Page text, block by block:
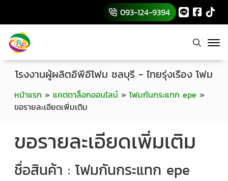
093-124-9394
หน้าแรก » แคตตาล็อกออนไลน์ » โฟมกันกระแทก epe »
ขอรายละเอียดเพิ่มเติม
โรงงานผู้ผลิตอีพีอีโฟม ชลบุรี - ไทยรุ่งเรือง โฟม
ขอรายละเอียดเพิ่มเติม
ชื่อสินค้า : โฟมกันกระแทก epe